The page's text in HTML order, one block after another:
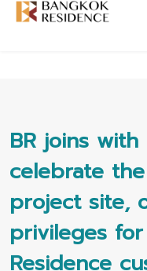
BR joins
celebrate
project site,
privileges
Residence
NEWS
PROMOTION
ANTI CORRUPTION
JOB CAREERS
FAQ
CONSENT